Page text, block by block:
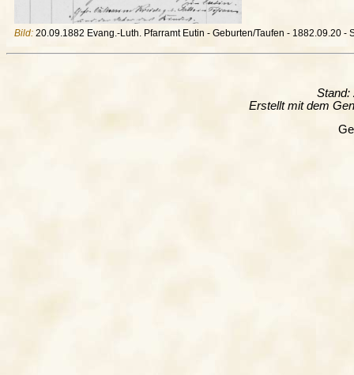
Bild: 20.09.1882 Evang.-Luth. Pfarramt Eutin - Geburten/Taufen - 1882.09.20 -
Stand:
Erstellt mit dem